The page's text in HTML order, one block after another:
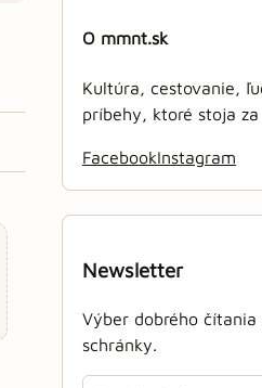
O mmnt.sk
Kultúra, cestovanie,
príbehy, ktoré stoja za
FacebookInstagram
Newsletter
Výber dobrého
schránky.